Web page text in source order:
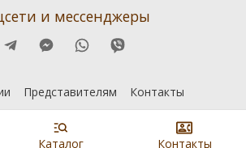
и мессенджеры
Представителям Контакты
Каталог Контакты